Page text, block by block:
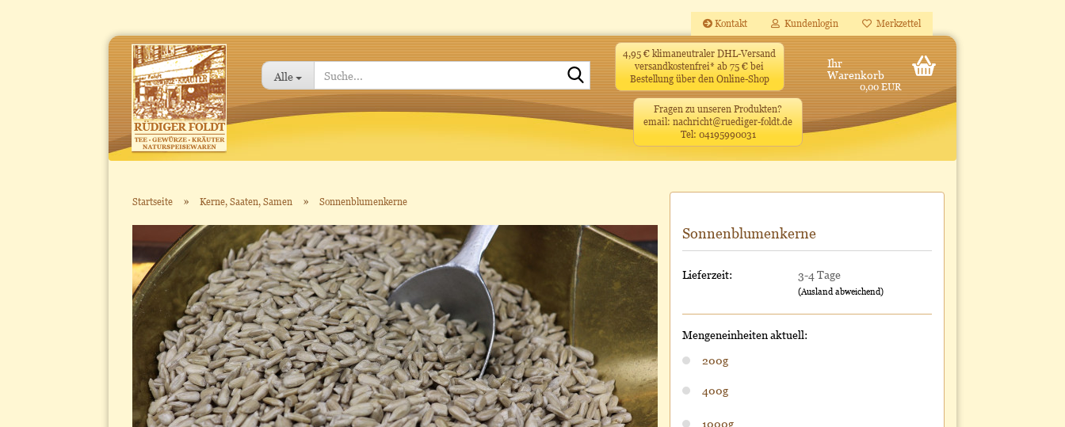
Kontakt Kundenlogin Merkzettel
Alle
Suche...
4,95 € klimaneutraler DHL-Versand
versandkostenfrei* ab 75 € bei
Bestellung über den Online-Shop
Fragen zu unseren Produkten?
email: nachricht@ruediger-foldt.de
Tel: 04195990031
Ihr
Warenkorb
0,00 EUR
Startseite » Kerne, Saaten, Samen » Sonnenblumenkerne
Sonnenblumenkerne
Lieferzeit: 3-4 Tage
(Ausland abweichend)
Mengeneinheiten aktuell:
200g
400g
1000g